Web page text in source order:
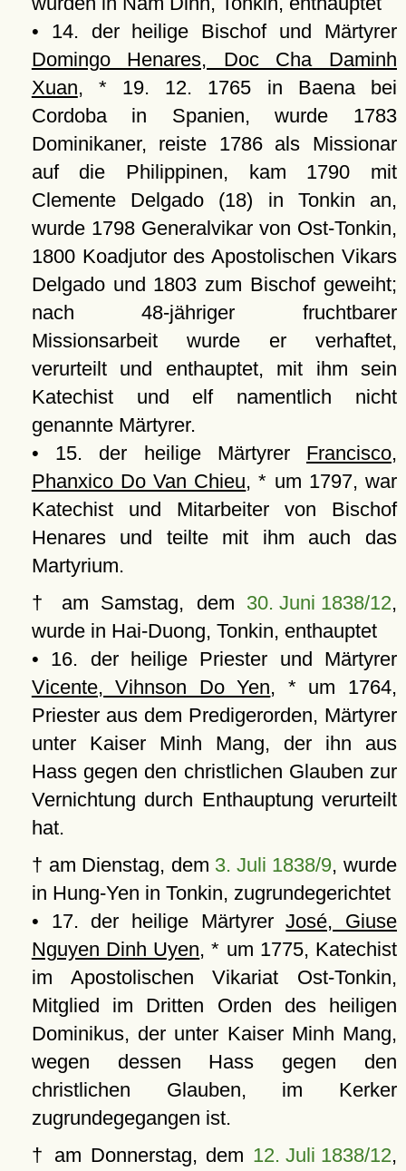
• 14. der heilige Bischof und Märtyrer
Domingo Henares, Doc Cha Daminh
Xuan, * 19. 12. 1765 in Baena bei
Cordoba in Spanien, wurde 1783
Dominikaner, reiste 1786 als Missionar
auf die Philippinen, kam 1790 mit
Clemente Delgado (18) in Tonkin an,
wurde 1798 Generalvikar von Ost-Tonkin,
1800 Koadjutor des Apostolischen Vikars
Delgado und 1803 zum Bischof geweiht;
nach 48-jähriger fruchtbarer
Missionsarbeit wurde er verhaftet,
verurteilt und enthauptet, mit ihm sein
Katechist und elf namentlich nicht
genannte Märtyrer.
• 15. der heilige Märtyrer Francisco,
Phanxico Do Van Chieu, * um 1797, war
Katechist und Mitarbeiter von Bischof
Henares und teilte mit ihm auch das
Martyrium.
† am Samstag, dem 30. Juni 1838/12,
wurde in Hai-Duong, Tonkin, enthauptet
• 16. der heilige Priester und Märtyrer
Vicente, Vihnson Do Yen, * um 1764,
Priester aus dem Predigerorden, Märtyrer
unter Kaiser Minh Mang, der ihn aus
Hass gegen den christlichen Glauben zur
Vernichtung durch Enthauptung verurteilt
hat.
† am Dienstag, dem 3. Juli 1838/9, wurde
in Hung-Yen in Tonkin, zugrundegerichtet
• 17. der heilige MärtyrerJosé, Giuse
Nguyen Dinh Uyen, * um 1775, Katechist
im Apostolischen Vikariat Ost-Tonkin,
Mitglied im Dritten Orden des heiligen
Dominikus, der unter Kaiser Minh Mang,
wegen dessen Hass gegen den
christlichen Glauben, im Kerker
zugrundegegangen ist.
† am Donnerstag, dem 12. Juli 1838/12,